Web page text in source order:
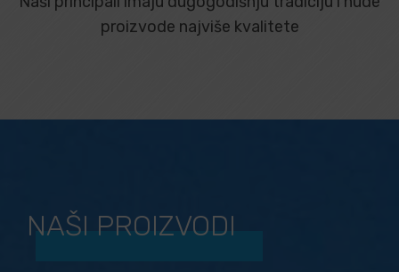
proizvode najviše kvalitete
NAŠI PROIZVODI